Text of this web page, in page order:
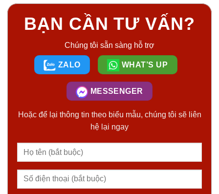
BẠN CẦN TƯ VẤN?
Chúng tôi sẵn sàng hỗ trợ
ZALO WHAT’S UP
MESSENGER
Hoặc để lại thông tin theo biểu mẫu, chúng tôi sẽ liên
hệ lại ngay